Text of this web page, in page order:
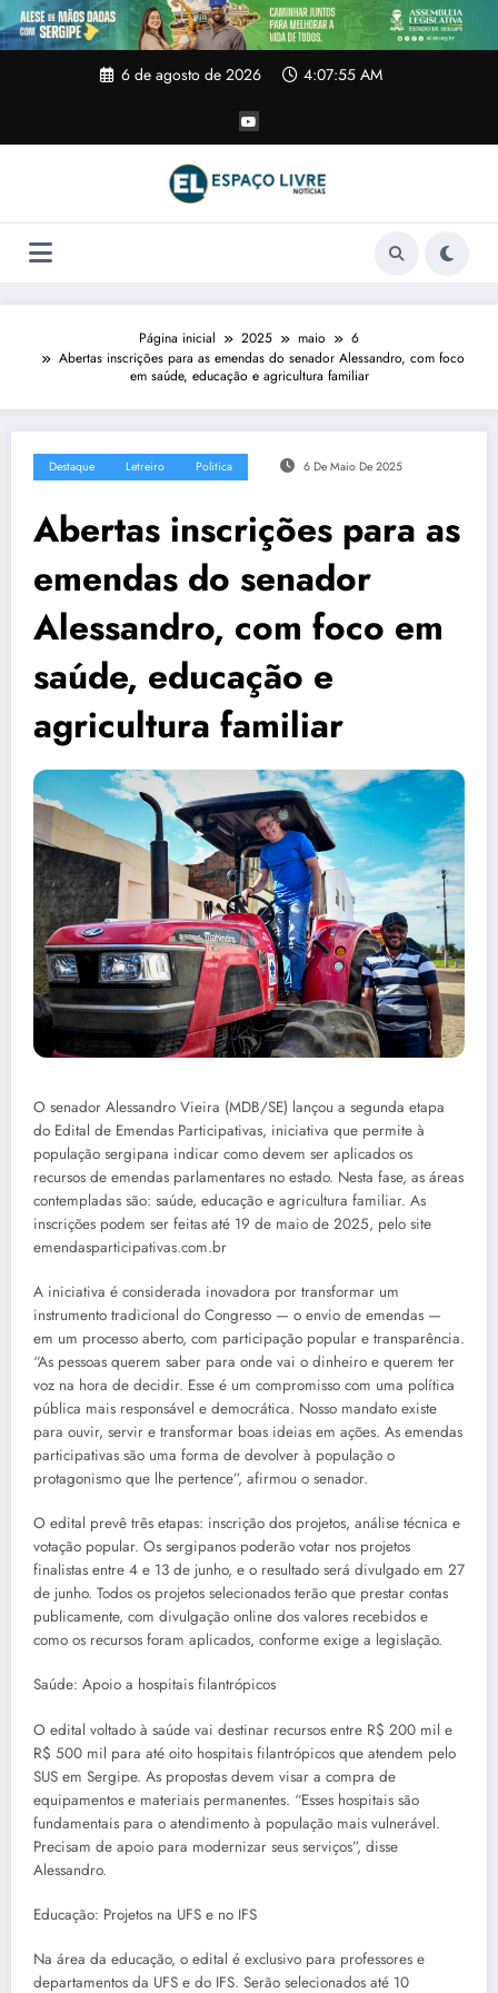
Pular
para
o
6 de agosto de 2026 4:07:56 AM
Página inicial 2025 maio
6
Abertas inscrições para as emendas do senador Alessandro, com foco
em saúde, educação e agricultura familiar
Destaque Letreiro Politica 6 De Maio De 2025
Abertas inscrições para as
emendas do senador
Alessandro, com foco em
saúde, educação e
agricultura familiar
O senador Alessandro Vieira (MDB/SE) lançou a segunda etapa
do Edital de Emendas Participativas, iniciativa que permite à
população sergipana indicar como devem ser aplicados os
recursos de emendas parlamentares no estado. Nesta fase, as áreas
contempladas são: saúde, educação e agricultura familiar. As
inscrições podem ser feitas até 19 de maio de 2025, pelo site
emendasparticipativas.com.br
A iniciativa é considerada inovadora por transformar um
instrumento tradicional do Congresso — o envio de emendas —
em um processo aberto, com participação popular e transparência.
“As pessoas querem saber para onde vai o dinheiro e querem ter
voz na hora de decidir. Esse é um compromisso com uma política
pública mais responsável e democrática. Nosso mandato existe
para ouvir, servir e transformar boas ideias em ações. As emendas
participativas são uma forma de devolver à população o
protagonismo que lhe pertence”, afirmou o senador.
O edital prevê três etapas: inscrição dos projetos, análise técnica e
votação popular. Os sergipanos poderão votar nos projetos
finalistas entre 4 e 13 de junho, e o resultado será divulgado em 27
de junho. Todos os projetos selecionados terão que prestar contas
publicamente, com divulgação online dos valores recebidos e
como os recursos foram aplicados, conforme exige a legislação.
Saúde: Apoio a hospitais filantrópicos
O edital voltado à saúde vai destinar recursos entre R$ 200 mil e
R$ 500 mil para até oito hospitais filantrópicos que atendem pelo
SUS em Sergipe. As propostas devem visar a compra de
equipamentos e materiais permanentes. “Esses hospitais são
fundamentais para o atendimento à população mais vulnerável.
Precisam de apoio para modernizar seus serviços”, disse
Alessandro.
Educação: Projetos na UFS e no IFS
Na área da educação, o edital é exclusivo para professores e
departamentos da UFS e do IFS. Serão selecionados até 10